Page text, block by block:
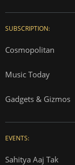
SUBSCRIPTION:
Cosmopolitan
Music Today
Gadgets & Gizmos
EVENTS:
Sahitya Aaj Tak